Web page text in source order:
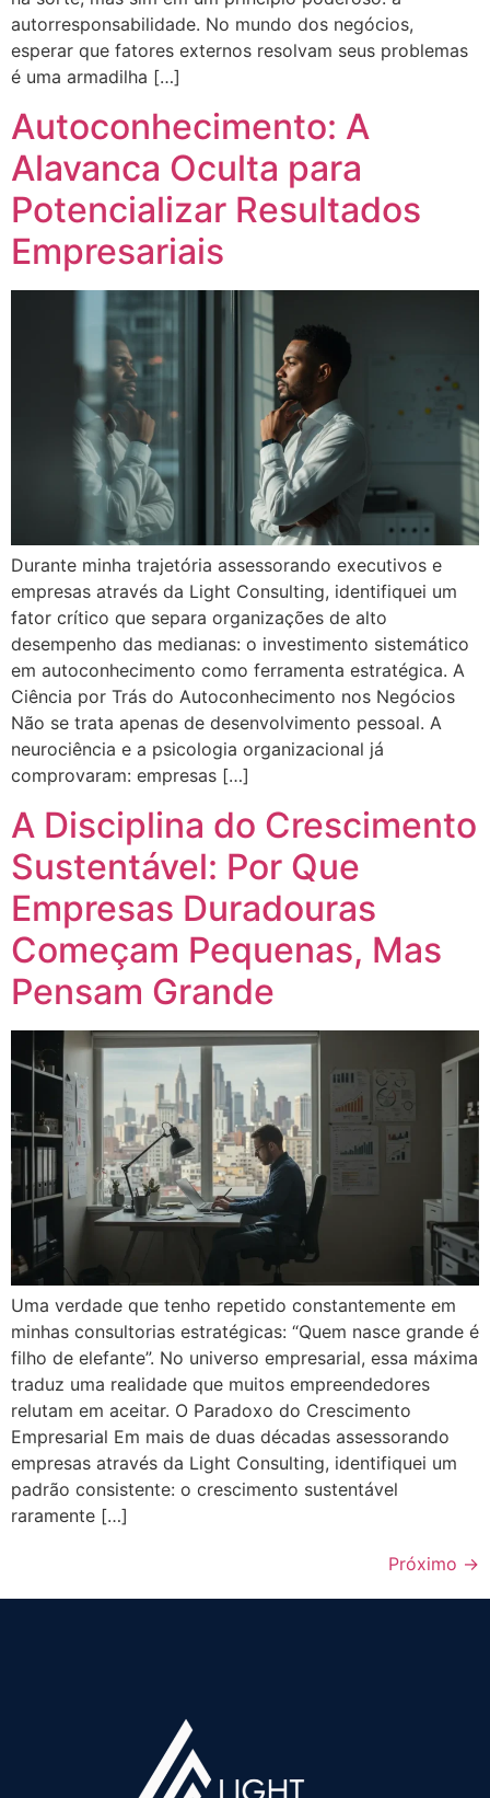
autorresponsabilidade. No mundo dos negócios,
esperar que fatores externos resolvam seus problemas
é uma armadilha […]
Autoconhecimento: A
Alavanca Oculta para
Potencializar Resultados
Empresariais
Durante minha trajetória assessorando executivos e
empresas através da Light Consulting, identifiquei um
fator crítico que separa organizações de alto
desempenho das medianas: o investimento sistemático
em autoconhecimento como ferramenta estratégica. A
Ciência por Trás do Autoconhecimento nos Negócios
Não se trata apenas de desenvolvimento pessoal. A
neurociência e a psicologia organizacional já
comprovaram: empresas […]
A Disciplina do Crescimento
Sustentável: Por Que
Empresas Duradouras
Começam Pequenas, Mas
Pensam Grande
Uma verdade que tenho repetido constantemente em
minhas consultorias estratégicas: “Quem nasce grande é
filho de elefante”. No universo empresarial, essa máxima
traduz uma realidade que muitos empreendedores
relutam em aceitar. O Paradoxo do Crescimento
Empresarial Em mais de duas décadas assessorando
empresas através da Light Consulting, identifiquei um
padrão consistente: o crescimento sustentável
raramente […]
Próximo →